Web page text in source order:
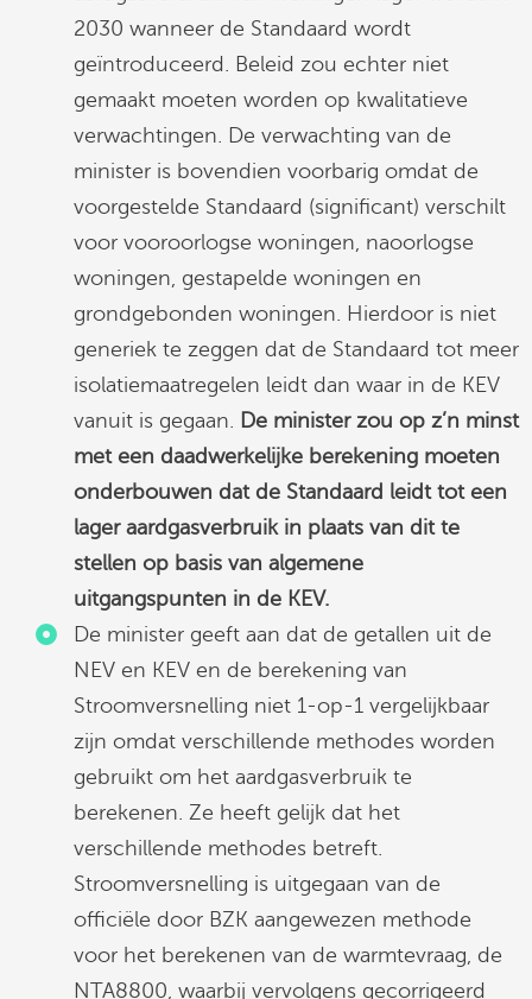
2030 wanneer de Standaard wordt
geïntroduceerd. Beleid zou echter niet
gemaakt moeten worden op kwalitatieve
verwachtingen. De verwachting van de
minister is bovendien voorbarig omdat de
voorgestelde Standaard (significant) verschilt
voor vooroorlogse woningen, naoorlogse
woningen, gestapelde woningen en
grondgebonden woningen. Hierdoor is niet
generiek te zeggen dat de Standaard tot meer
isolatiemaatregelen leidt dan waar in de KEV
vanuit is gegaan. De minister zou op z’n minst
met een daadwerkelijke berekening moeten
onderbouwen dat de Standaard leidt tot een
lager aardgasverbruik in plaats van dit te
stellen op basis van algemene
uitgangspunten in de KEV.
De minister geeft aan dat de getallen uit de
NEV en KEV en de berekening van
Stroomversnelling niet 1-op-1 vergelijkbaar
zijn omdat verschillende methodes worden
gebruikt om het aardgasverbruik te
berekenen. Ze heeft gelijk dat het
verschillende methodes betreft.
Stroomversnelling is uitgegaan van de
officiële door BZK aangewezen methode
voor het berekenen van de warmtevraag, de
NTA8800, waarbij vervolgens gecorrigeerd